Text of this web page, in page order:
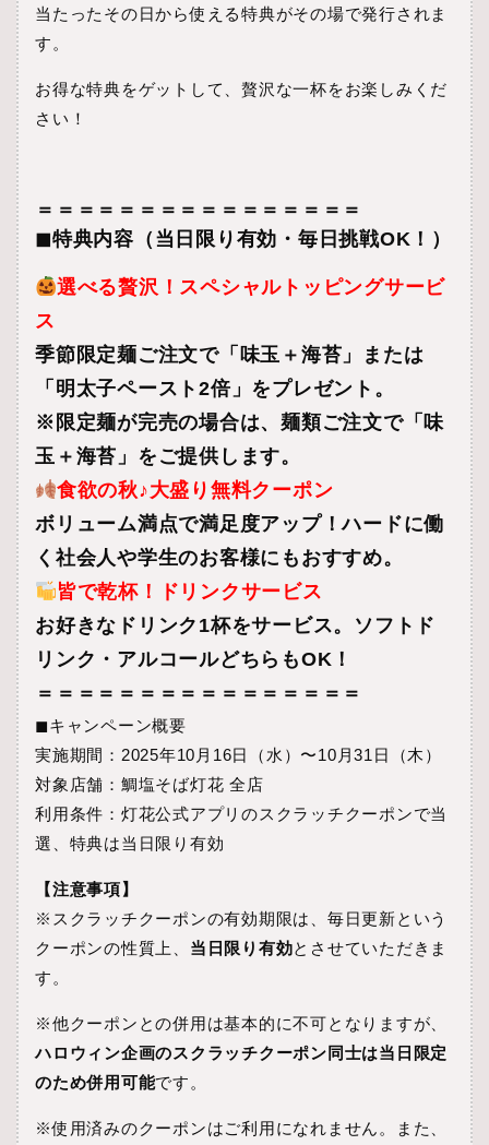
当たったその日から使える特典がその場で発行されま
す。
お得な特典をゲットして、贅沢な一杯をお楽しみくだ
さい！
＝＝＝＝＝＝＝＝＝＝＝＝＝＝＝＝
◼︎特典内容（当日限り有効・毎日挑戦OK！）
選べる贅沢！スペシャルトッピングサービ
ス
季節限定麺ご注文で「味玉＋海苔」または
「明太子ペースト2倍」をプレゼント。
※限定麺が完売の場合は、麺類ご注文で「味
玉＋海苔」をご提供します。
食欲の秋♪大盛り無料クーポン
ボリューム満点で満足度アップ！ハードに働
く社会人や学生のお客様にもおすすめ。
皆で乾杯！ドリンクサービス
お好きなドリンク1杯をサービス。ソフトド
リンク・アルコールどちらもOK！
＝＝＝＝＝＝＝＝＝＝＝＝＝＝＝＝
◼︎キャンペーン概要
実施期間：2025年10月16日（水）〜10月31日（木）
対象店舗：鯛塩そば灯花 全店
利用条件：灯花公式アプリのスクラッチクーポンで当
選、特典は当日限り有効
【注意事項】
※スクラッチクーポンの有効期限は、毎日更新という
クーポンの性質上、 当日限り有効とさせていただきま
す。
※他クーポンとの併用は基本的に不可となりますが、
ハロウィン企画のスクラッチクーポン同士は当日限定
のため併用可能です。
※使用済みのクーポンはご利用になれません。また、